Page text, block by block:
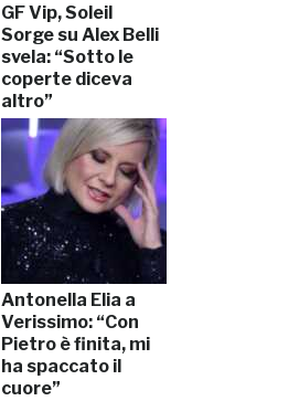
GF Vip, Soleil
Sorge su Alex Belli
svela: “Sotto le
coperte diceva
altro”
Antonella Elia a
Verissimo: “Con
Pietro è finita, mi
ha spaccato il
cuore”